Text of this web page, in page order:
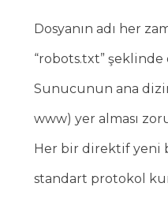
Dosyanın adı her
“robots.txt” şeklinde
Sunucunun ana
www) yer alması
Her bir direktif yeni
standart protokol